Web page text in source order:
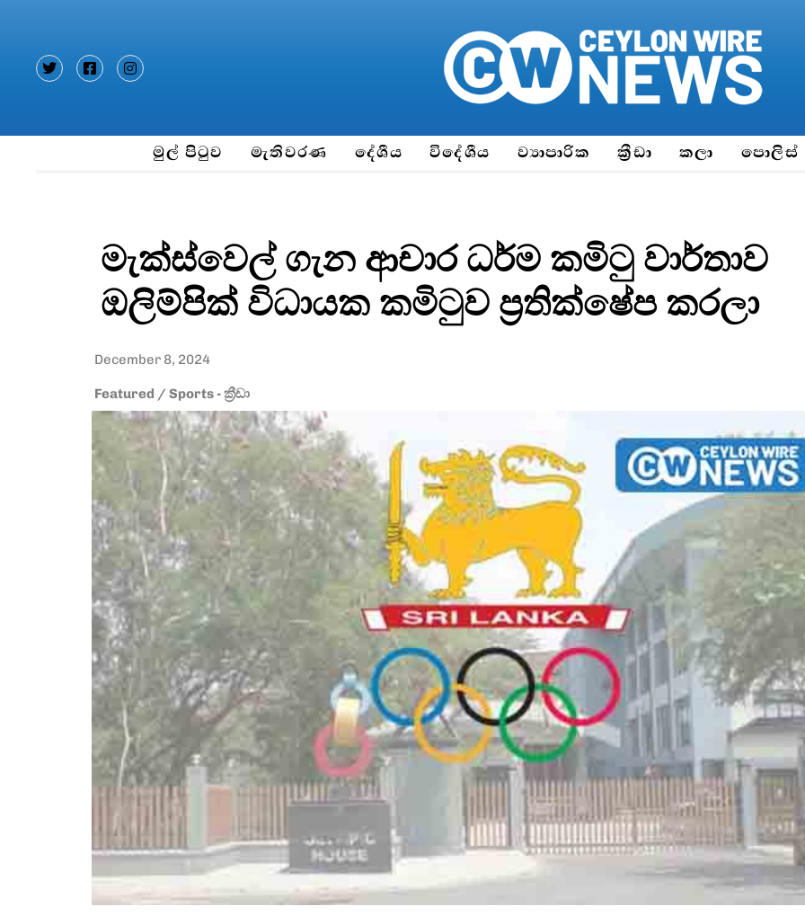
මුල් පිටුව මැතිවරණ දේශීය විදේශීය ව්‍යාපාරික ක්‍රීඩා කලා පොලිස්
මැක්ස්වෙල් ගැන ආචාර ධර්ම කමිටු වාර්තාව
ඔලිම්පික් විධායක කමිටුව ප්‍රතික්ෂේප කරලා
December 8, 2024
Featured / Sports - ක්‍රීඩා